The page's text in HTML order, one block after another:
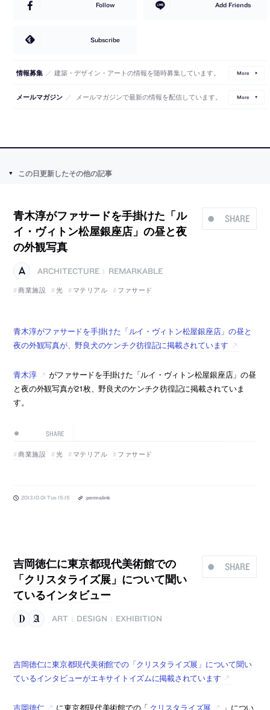
Follow Add Friends
Subscribe
情報募集 ／ 建築・デザイン・アートの情報を随時募集しています。 More
メールマガジン ／ メールマガジンで最新の情報を配信しています。 More
この日更新したその他の記事
SHARE
青木淳がファサードを手掛けた「ル
イ・ヴィトン松屋銀座店」の昼と夜
の外観写真
ARCHITECTURE
REMARKABLE
商業施設
光 マテリアル ファサード
青木淳がファサードを手掛けた「ルイ・ヴィトン松屋銀座店」の昼と
夜の外観写真が、野良犬のケンチク彷徨記に掲載されています
青木淳
がファサードを手掛けた「ルイ・ヴィトン松屋銀座店」の昼
と夜の外観写真が21枚、野良犬のケンチク彷徨記に掲載されていま
す。
SHARE
商業施設 光 マテリアル ファサード
2013.10.01 Tue 15:15 permalink
SHARE
吉岡徳仁に東京都現代美術館での
「クリスタライズ展」について聞い
ているインタビュー
ART DESIGN EXHIBITION
吉岡徳仁に東京都現代美術館での「クリスタライズ展」について聞い
ているインタビューがエキサイトイズムに掲載されています
吉岡徳仁 に東京都現代美術館での「 クリスタライズ展 」につい